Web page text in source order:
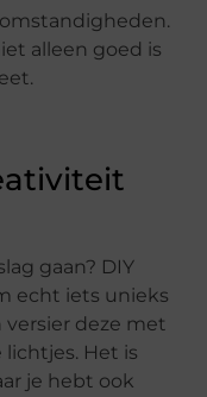
alleen goed is
gaan? DIY
echt iets unieks
versier deze met
Het is
je hebt ook